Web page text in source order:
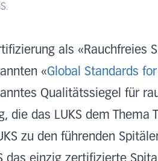
als «Rauchfreies
«Global Standards
Qualitätssiegel für
die das LUKS dem Thema
zu den führenden